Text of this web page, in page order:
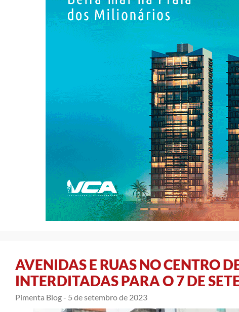
AVENIDAS E RUAS NO CENTRO
INTERDITADAS PARA O 7 DE
Pimenta Blog - 5 de setembro de 2023